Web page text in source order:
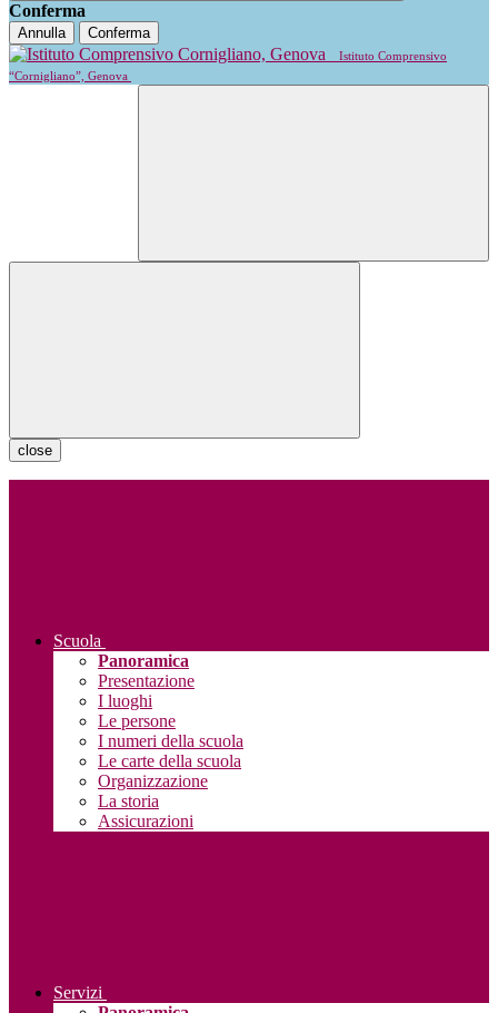
Conferma
Annulla Conferma
Istituto Comprensivo
“Cornigliano”, Genova
close
Scuola
Panoramica
Presentazione
I luoghi
Le persone
I numeri della scuola
Le carte della scuola
Organizzazione
La storia
Assicurazioni
Servizi